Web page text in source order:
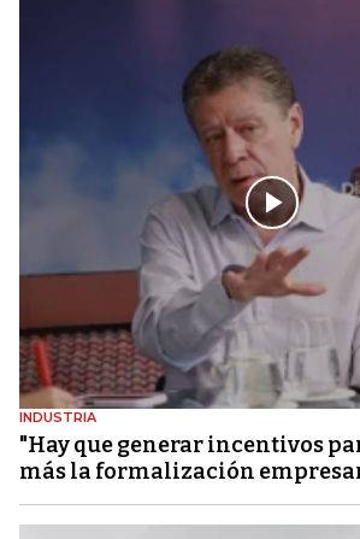
INDUSTRIA
"Hay que generar incentivos
más la formalización